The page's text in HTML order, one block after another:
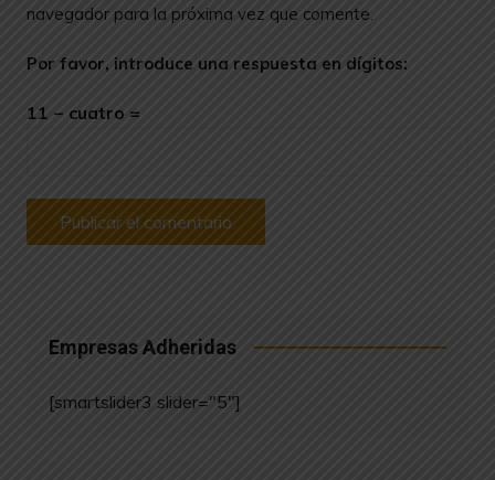
navegador para la próxima vez que comente.
Por favor, introduce una respuesta en dígitos:
11 − cuatro =
Empresas Adheridas
[smartslider3 slider="5"]